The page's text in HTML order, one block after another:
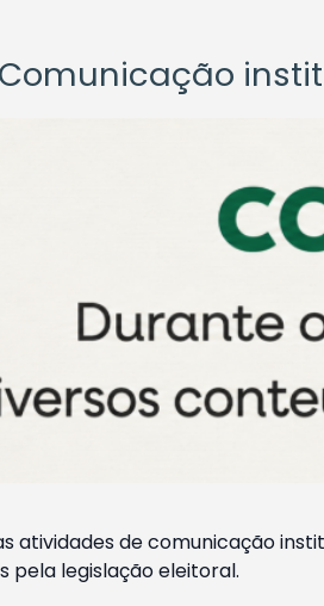
Comunicação
atividades de comunicação
pela legislação eleitoral.